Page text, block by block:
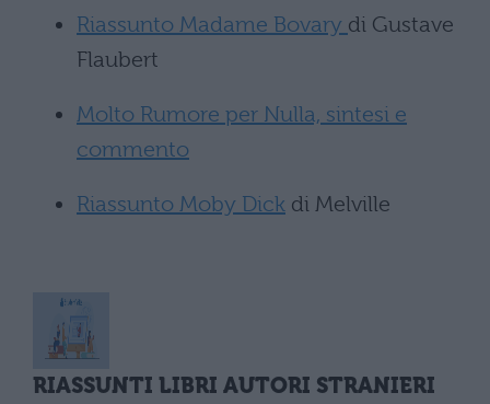
Riassunto Madame Bovary di Gustave
Flaubert
Molto Rumore per Nulla, sintesi e
commento
Riassunto Moby Dick di Melville
RIASSUNTI LIBRI AUTORI STRANIERI